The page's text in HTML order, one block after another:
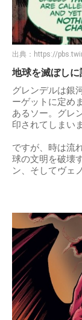
出典： https://
地球を滅ぼし
グレンデルは銀
ーゲットに定め
あるソー。グレ
印されてしまい
ですが、時は流
球の文明を破壊
ン、そしてヴェ